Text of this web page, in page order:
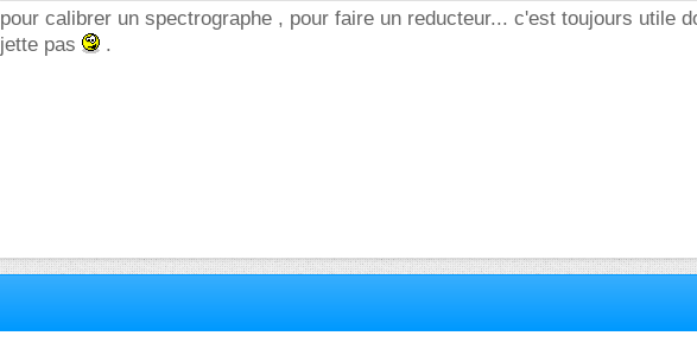
pour calibrer un spectrographe , pour faire un reducteur... c'est toujours utile
jette pas
.